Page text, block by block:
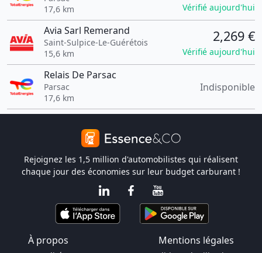
17,6 km
Vérifié aujourd'hui
Avia Sarl Remerand
Saint-Sulpice-Le-Guérétois
15,6 km
2,269 €
Vérifié aujourd'hui
Relais De Parsac
Parsac
17,6 km
Indisponible
Rejoignez les 1,5 million d'automobilistes qui réalisent
chaque jour des économies sur leur budget carburant !
À propos Mentions légales